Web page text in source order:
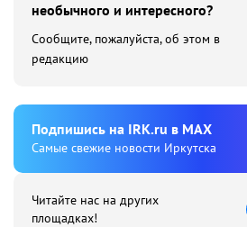
необычного и интересного?
Сообщите, пожалуйста, об этом в
редакцию
Подпишиcь на IRK.ru в MAX
Cамые свежие новости Иркутска
Читайте нас на других
площадках!